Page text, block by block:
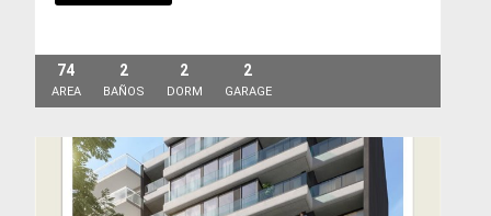
74
AREA
2
BAÑOS
2
DORM
2
GARAGE